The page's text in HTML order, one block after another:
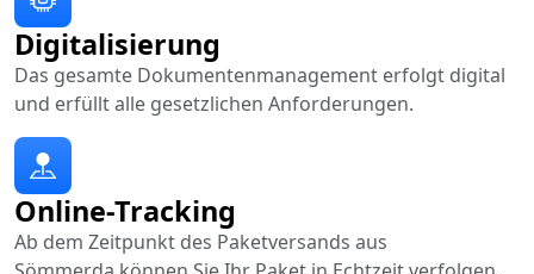
Online-Tracking
Ab dem Zeitpunkt des Paketversands aus
Digitalisierung
Das gesamte Dokumentenmanagement erfolgt digital
und erfüllt alle gesetzlichen Anforderungen.